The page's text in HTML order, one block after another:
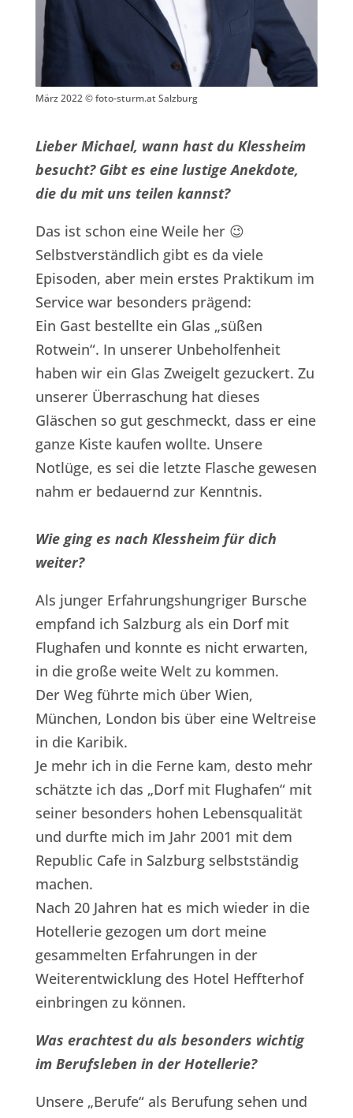
März 2022 © foto-sturm.at Salzburg
Lieber Michael, wann hast du Klessheim
besucht? Gibt es eine lustige Anekdote,
die du mit uns teilen kannst?
Das ist schon eine Weile her 😉
Selbstverständlich gibt es da viele
Episoden, aber mein erstes Praktikum im
Service war besonders prägend:
Ein Gast bestellte ein Glas „süßen
Rotwein“. In unserer Unbeholfenheit
haben wir ein Glas Zweigelt gezuckert. Zu
unserer Überraschung hat dieses
Gläschen so gut geschmeckt, dass er eine
ganze Kiste kaufen wollte. Unsere
Notlüge, es sei die letzte Flasche gewesen
nahm er bedauernd zur Kenntnis.
Wie ging es nach Klessheim für dich
weiter?
Als junger Erfahrungshungriger Bursche
empfand ich Salzburg als ein Dorf mit
Flughafen und konnte es nicht erwarten,
in die große weite Welt zu kommen.
Der Weg führte mich über Wien,
München, London bis über eine Weltreise
in die Karibik.
Je mehr ich in die Ferne kam, desto mehr
schätzte ich das „Dorf mit Flughafen“ mit
seiner besonders hohen Lebensqualität
und durfte mich im Jahr 2001 mit dem
Republic Cafe in Salzburg selbstständig
machen.
Nach 20 Jahren hat es mich wieder in die
Hotellerie gezogen um dort meine
gesammelten Erfahrungen in der
Weiterentwicklung des Hotel Heffterhof
einbringen zu können.
Was erachtest du als besonders wichtig
im Berufsleben in der Hotellerie?
Unsere „Berufe“ als Berufung sehen und